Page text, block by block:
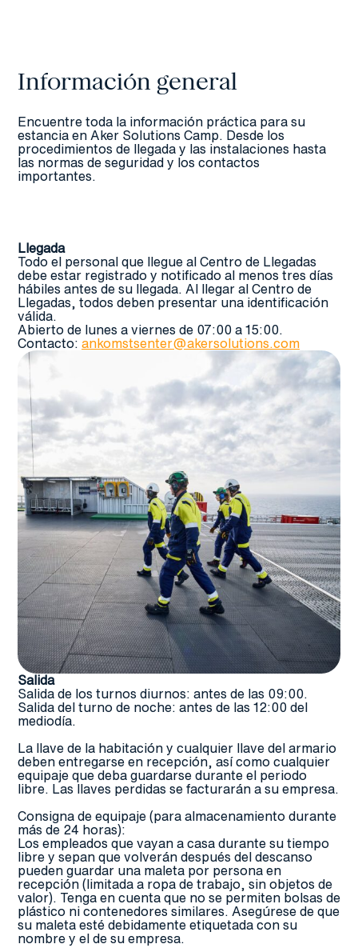
Información general
Encuentre toda la información práctica para su
estancia en Aker Solutions Camp. Desde los
procedimientos de llegada y las instalaciones hasta
las normas de seguridad y los contactos
importantes.
Llegada
Todo el personal que llegue al Centro de Llegadas
debe estar registrado y notificado al menos tres días
hábiles antes de su llegada. Al llegar al Centro de
Llegadas, todos deben presentar una identificación
válida.
Abierto de lunes a viernes de 07:00 a 15:00.
Contacto: ankomstsenter@akersolutions.com
Salida
Salida de los turnos diurnos: antes de las 09:00.
Salida del turno de noche: antes de las 12:00 del
mediodía.
La llave de la habitación y cualquier llave del armario
deben entregarse en recepción, así como cualquier
equipaje que deba guardarse durante el periodo
libre. Las llaves perdidas se facturarán a su empresa.
Consigna de equipaje (para almacenamiento durante
más de 24 horas):
Los empleados que vayan a casa durante su tiempo
libre y sepan que volverán después del descanso
pueden guardar una maleta por persona en
recepción (limitada a ropa de trabajo, sin objetos de
valor). Tenga en cuenta que no se permiten bolsas de
plástico ni contenedores similares. Asegúrese de que
su maleta esté debidamente etiquetada con su
nombre y el de su empresa.